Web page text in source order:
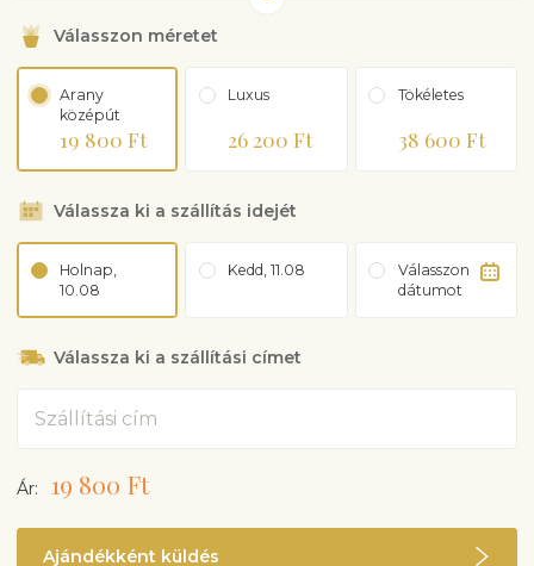
Válasszon méretet
Arany
középút
19 800 Ft
Luxus
26 200 Ft
Tökéletes
38 600 Ft
Válassza ki a szállítás idejét
Holnap,
10.08
Kedd, 11.08
Válasszon
dátumot
Válassza ki a szállítási címet
Ár: 19 800 Ft
Ajándékként küldés